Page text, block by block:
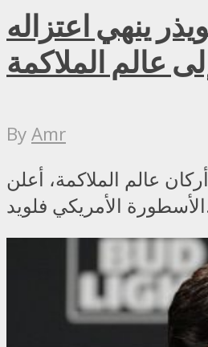
ينهي اعتزاله
عالم الملاكمة
ByAmr
عالم الملاكمة، أعلن